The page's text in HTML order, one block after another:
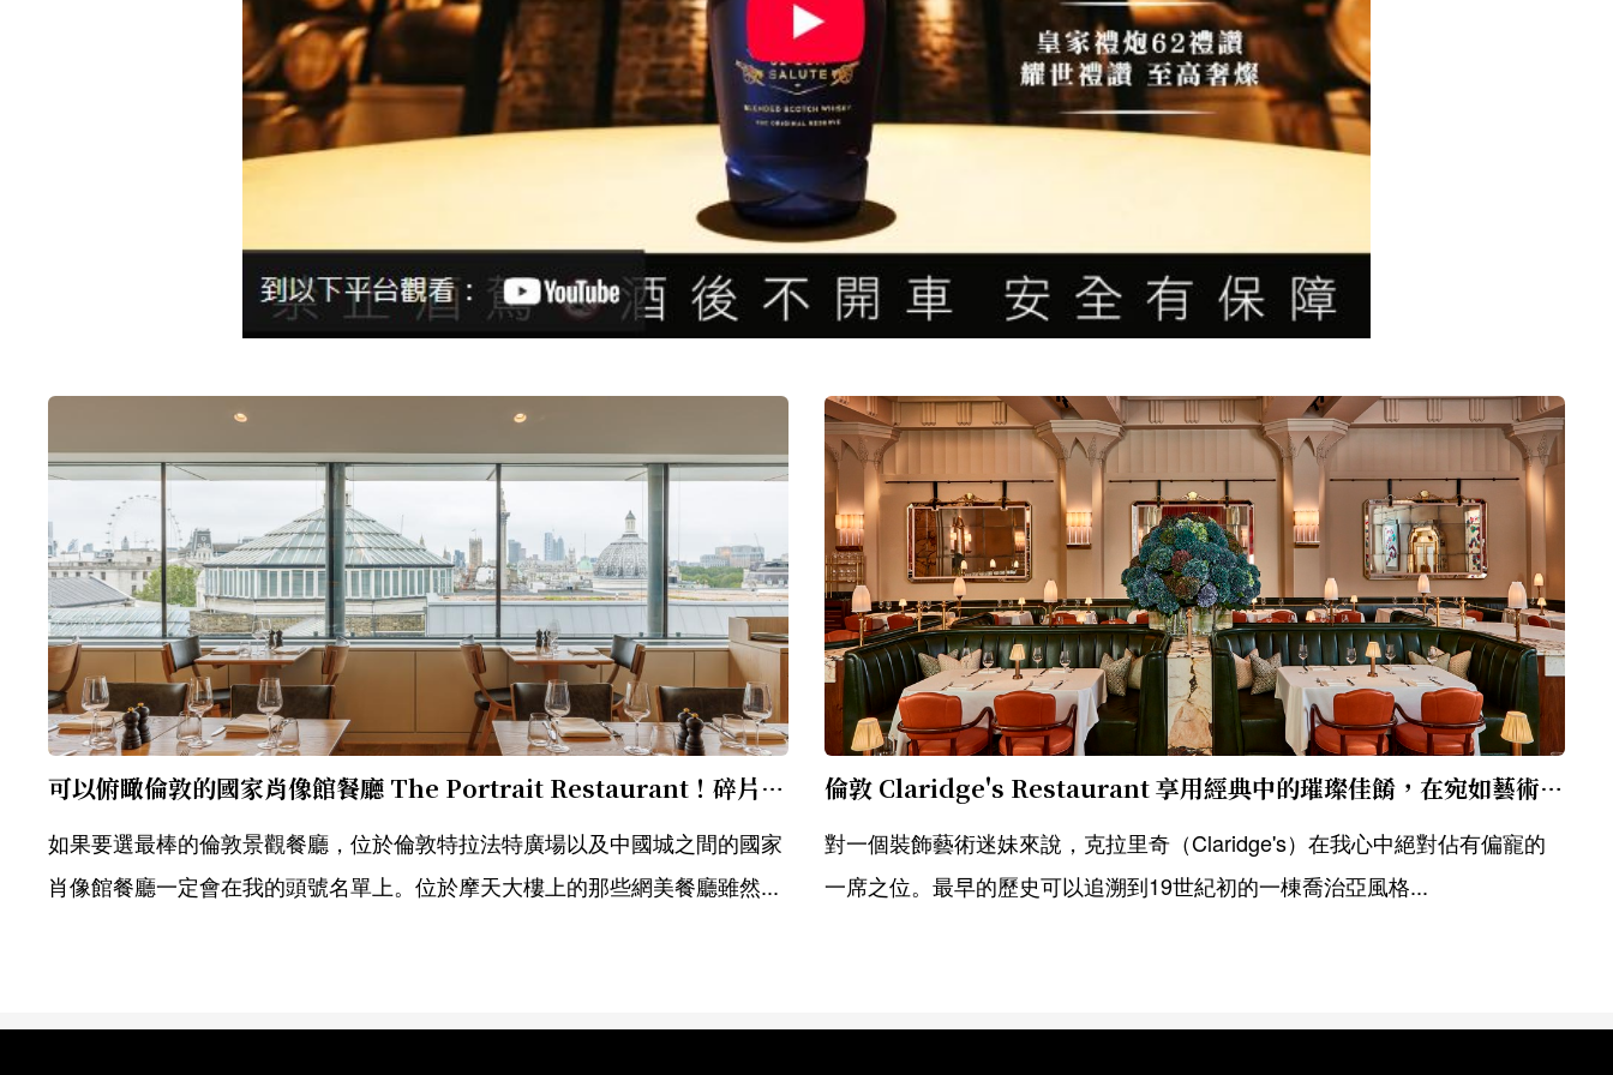
可以俯瞰倫敦的國家肖像館餐廳 The Portrait Restaurant！碎片大廈、聖保羅、大笨鐘等經典地標一次蒐羅
如果要選最棒的倫敦景觀餐廳，位於倫敦特拉法特廣場以及中國城之間的國家
肖像館餐廳一定會在我的頭號名單上。位於摩天大樓上的那些網美餐廳雖然...
倫敦 Claridge's Restaurant 享用經典中的璀璨佳餚，在宛如藝術般的空間中，體驗媲美皇家和好萊塢名流的尊貴饗宴
對一個裝飾藝術迷妹來說，克拉里奇（Claridge's）在我心中絕對佔有偏寵的
一席之位。最早的歷史可以追溯到19世紀初的一棟喬治亞風格...